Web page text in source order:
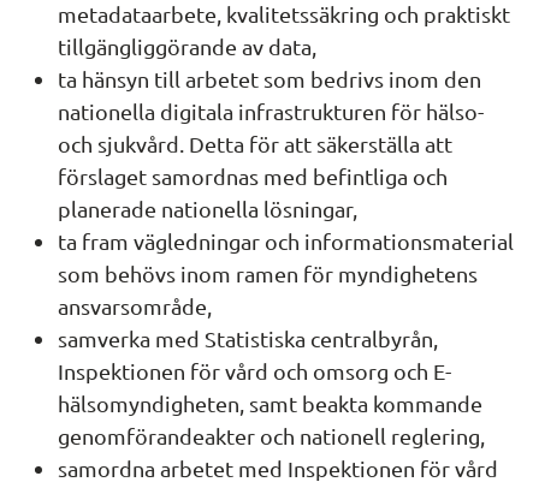
metadataarbete, kvalitetssäkring och praktiskt
tillgängliggörande av data,
ta hänsyn till arbetet som bedrivs inom den
nationella digitala infrastrukturen för hälso-
och sjukvård. Detta för att säkerställa att
förslaget samordnas med befintliga och
planerade nationella lösningar,
ta fram vägledningar och informationsmaterial
som behövs inom ramen för myndighetens
ansvarsområde,
samverka med Statistiska centralbyrån,
Inspektionen för vård och omsorg och E-
hälsomyndigheten, samt beakta kommande
genomförandeakter och nationell reglering,
samordna arbetet med Inspektionen för vård